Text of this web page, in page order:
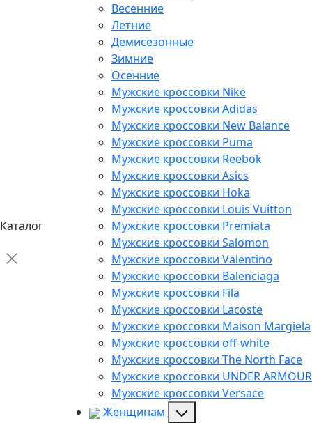
Каталог
Весенние
Летние
Демисезонные
Зимние
Осенние
Мужские кроссовки Nike
Мужские кроссовки Adidas
Мужские кроссовки New Balance
Мужские кроссовки Puma
Мужские кроссовки Reebok
Мужские кроссовки Asics
Мужские кроссовки Hoka
Мужские кроссовки Louis Vuitton
Мужские кроссовки Premiata
Мужские кроссовки Salomon
Мужские кроссовки Valentino
Мужские кроссовки Balenciaga
Мужские кроссовки Fila
Мужские кроссовки Lacoste
Мужские кроссовки Maison Margiela
Мужские кроссовки off-white
Мужские кроссовки The North Face
Мужские кроссовки UNDER ARMOUR
Мужские кроссовки Versace
Женщинам